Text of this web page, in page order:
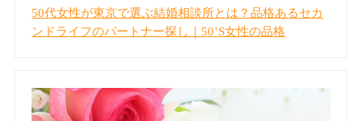
50代女性が東京で選ぶ結婚相談所とは？品格あるセカ
ンドライフのパートナー探し｜50’S女性の品格